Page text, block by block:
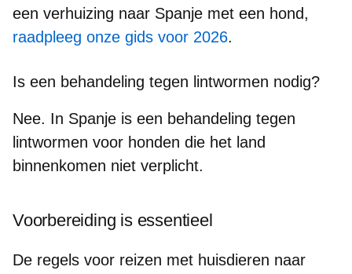
een verhuizing naar Spanje met een hond,
raadpleeg onze gids voor 2026.
Is een behandeling tegen lintwormen nodig?
Nee. In Spanje is een behandeling tegen
lintwormen voor honden die het land
binnenkomen niet verplicht.
Voorbereiding is essentieel
De regels voor reizen met huisdieren naar